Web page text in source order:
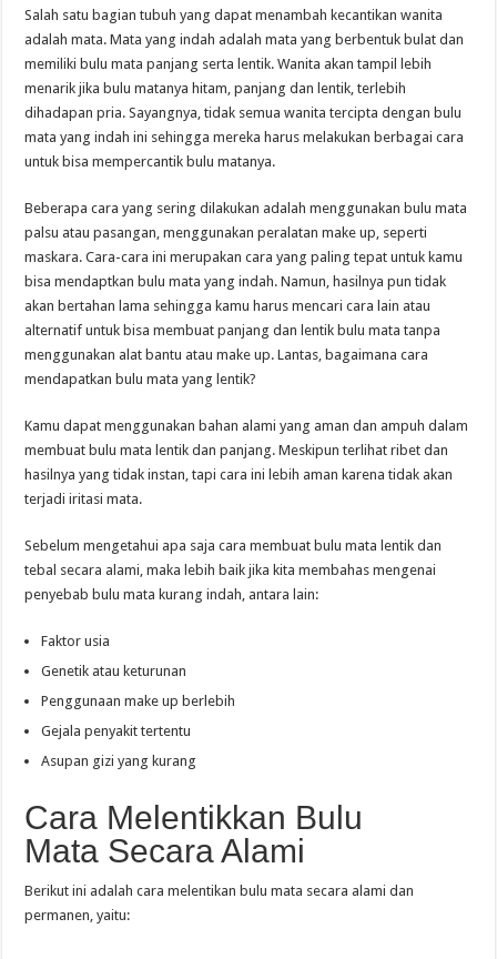
Salah satu bagian tubuh yang dapat menambah kecantikan wanita
adalah mata. Mata yang indah adalah mata yang berbentuk bulat dan
memiliki bulu mata panjang serta lentik. Wanita akan tampil lebih
menarik jika bulu matanya hitam, panjang dan lentik, terlebih
dihadapan pria. Sayangnya, tidak semua wanita tercipta dengan bulu
mata yang indah ini sehingga mereka harus melakukan berbagai cara
untuk bisa mempercantik bulu matanya.
Beberapa cara yang sering dilakukan adalah menggunakan bulu mata
palsu atau pasangan, menggunakan peralatan make up, seperti
maskara. Cara-cara ini merupakan cara yang paling tepat untuk kamu
bisa mendaptkan bulu mata yang indah. Namun, hasilnya pun tidak
akan bertahan lama sehingga kamu harus mencari cara lain atau
alternatif untuk bisa membuat panjang dan lentik bulu mata tanpa
menggunakan alat bantu atau make up. Lantas, bagaimana cara
mendapatkan bulu mata yang lentik?
Kamu dapat menggunakan bahan alami yang aman dan ampuh dalam
membuat bulu mata lentik dan panjang. Meskipun terlihat ribet dan
hasilnya yang tidak instan, tapi cara ini lebih aman karena tidak akan
terjadi iritasi mata.
Sebelum mengetahui apa saja cara membuat bulu mata lentik dan
tebal secara alami, maka lebih baik jika kita membahas mengenai
penyebab bulu mata kurang indah, antara lain:
Faktor usia
Genetik atau keturunan
Penggunaan make up berlebih
Gejala penyakit tertentu
Asupan gizi yang kurang
Cara Melentikkan Bulu
Mata Secara Alami
Berikut ini adalah cara melentikan bulu mata secara alami dan
permanen, yaitu: